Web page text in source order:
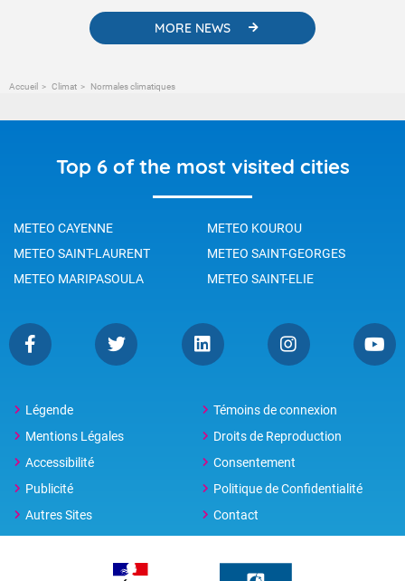
MORE NEWS
Accueil Climat Normales climatiques
Top 6 of the most visited cities
METEO CAYENNE
METEO KOUROU
METEO SAINT-LAURENT
METEO SAINT-GEORGES
METEO MARIPASOULA
METEO SAINT-ELIE
Légende
Témoins de connexion
Mentions Légales
Droits de Reproduction
Accessibilité
Consentement
Publicité
Politique de Confidentialité
Autres Sites
Contact